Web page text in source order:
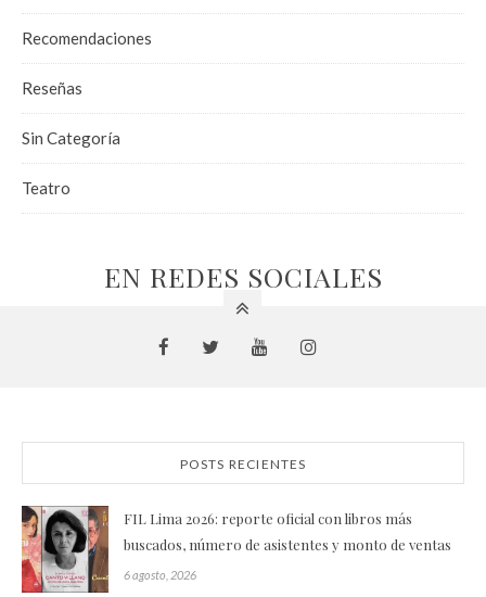
Recomendaciones
Reseñas
Sin Categoría
Teatro
EN REDES SOCIALES
POSTS RECIENTES
FIL Lima 2026: reporte oficial con libros más
buscados, número de asistentes y monto de ventas
6 agosto, 2026